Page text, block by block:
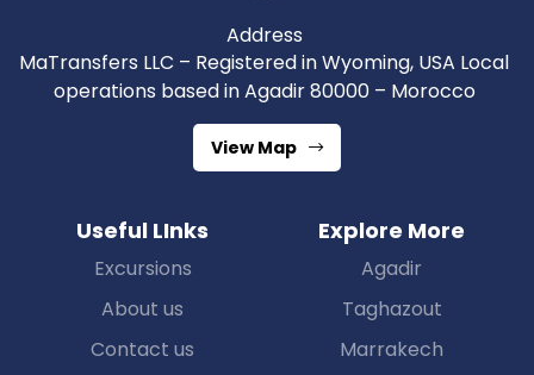
Address
MaTransfers LLC – Registered in Wyoming, USA Local
operations based in Agadir 80000 – Morocco
View Map
Useful LInks
Excursions
About us
Contact us
Explore More
Agadir
Taghazout
Marrakech